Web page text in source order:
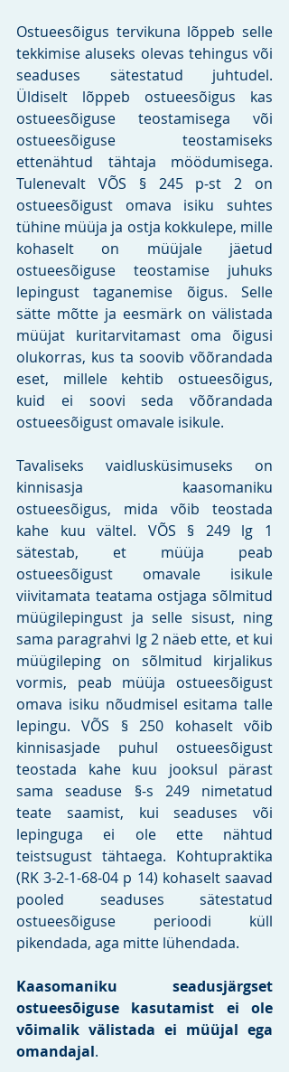
Ostueesõigus tervikuna lõppeb selle
tekkimise aluseks olevas tehingus või
seaduses sätestatud juhtudel.
Üldiselt lõppeb ostueesõigus kas
ostueesõiguse teostamisega või
ostueesõiguse teostamiseks
ettenähtud tähtaja möödumisega.
Tulenevalt VÕS § 245 p-st 2 on
ostueesõigust omava isiku suhtes
tühine müüja ja ostja kokkulepe, mille
kohaselt on müüjale jäetud
ostueesõiguse teostamise juhuks
lepingust taganemise õigus. Selle
sätte mõtte ja eesmärk on välistada
müüjat kuritarvitamast oma õigusi
olukorras, kus ta soovib võõrandada
eset, millele kehtib ostueesõigus,
kuid ei soovi seda võõrandada
ostueesõigust omavale isikule.
Tavaliseks vaidlusküsimuseks on
kinnisasja kaasomaniku
ostueesõigus, mida võib teostada
kahe kuu vältel. VÕS § 249 lg 1
sätestab, et müüja peab
ostueesõigust omavale isikule
viivitamata teatama ostjaga sõlmitud
müügilepingust ja selle sisust, ning
sama paragrahvi lg 2 näeb ette, et kui
müügileping on sõlmitud kirjalikus
vormis, peab müüja ostueesõigust
omava isiku nõudmisel esitama talle
lepingu. VÕS § 250 kohaselt võib
kinnisasjade puhul ostueesõigust
teostada kahe kuu jooksul pärast
sama seaduse §-s 249 nimetatud
teate saamist, kui seaduses või
lepinguga ei ole ette nähtud
teistsugust tähtaega. Kohtupraktika
(RK 3-2-1-68-04 p 14) kohaselt saavad
pooled seaduses sätestatud
ostueesõiguse perioodi küll
pikendada, aga mitte lühendada.
Kaasomaniku seadusjärgset
ostueesõiguse kasutamist ei ole
võimalik välistada ei müüjal ega
omandajal.